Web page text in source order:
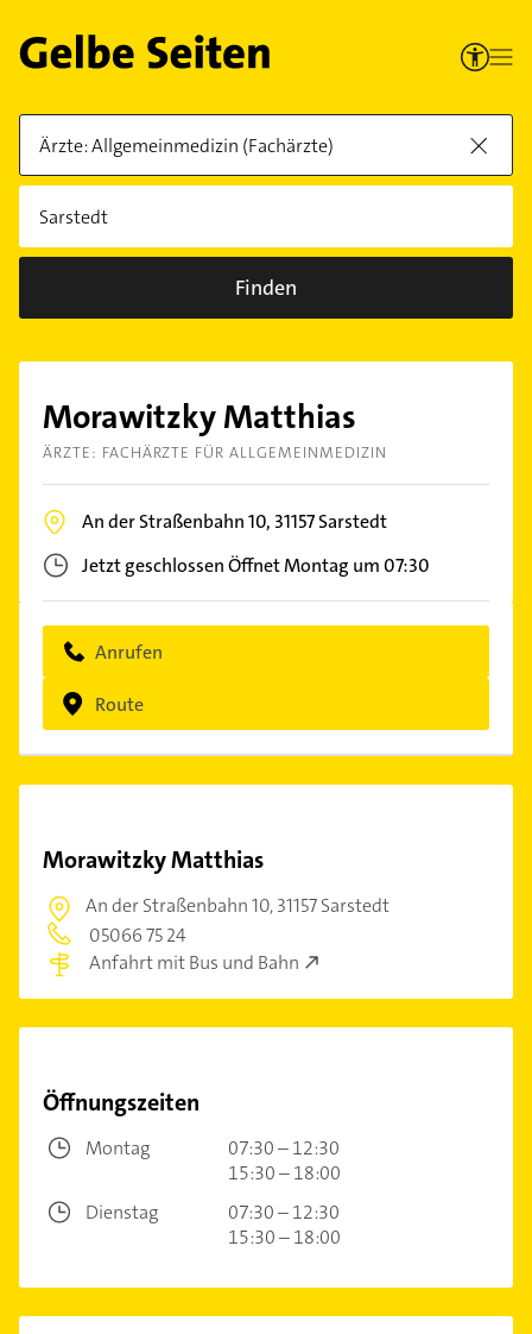
Finden
Morawitzky Matthias
ÄRZTE: FACHÄRZTE FÜR ALLGEMEINMEDIZIN
An der Straßenbahn 10, 31157Sarstedt
Jetzt geschlossenÖffnet Montag um 07:30
Anrufen
Route
Morawitzky Matthias
An der Straßenbahn 10,31157 Sarstedt
05066 75 24
Anfahrt mit Bus und Bahn
Öffnungszeiten
Montag
07:30 – 12:30
15:30 – 18:00
Dienstag
07:30 – 12:30
15:30 – 18:00